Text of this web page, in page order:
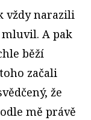
vždy narazili
A pak
běží
začali
že
mě právě